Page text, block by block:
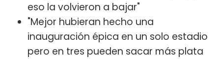
eso la volvieron a bajar"
"Mejor hubieran hecho una
inauguración épica en un solo estadio
pero en tres pueden sacar más plata